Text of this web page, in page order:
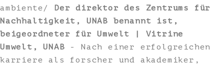
ambiente/
Der direktor des Zentrums für
Nachhaltigkeit, UNAB benannt ist,
beigeordneter für Umwelt | Vitrine
Umwelt, UNAB - Nach einer erfolgreichen
karriere als forscher und akademiker,